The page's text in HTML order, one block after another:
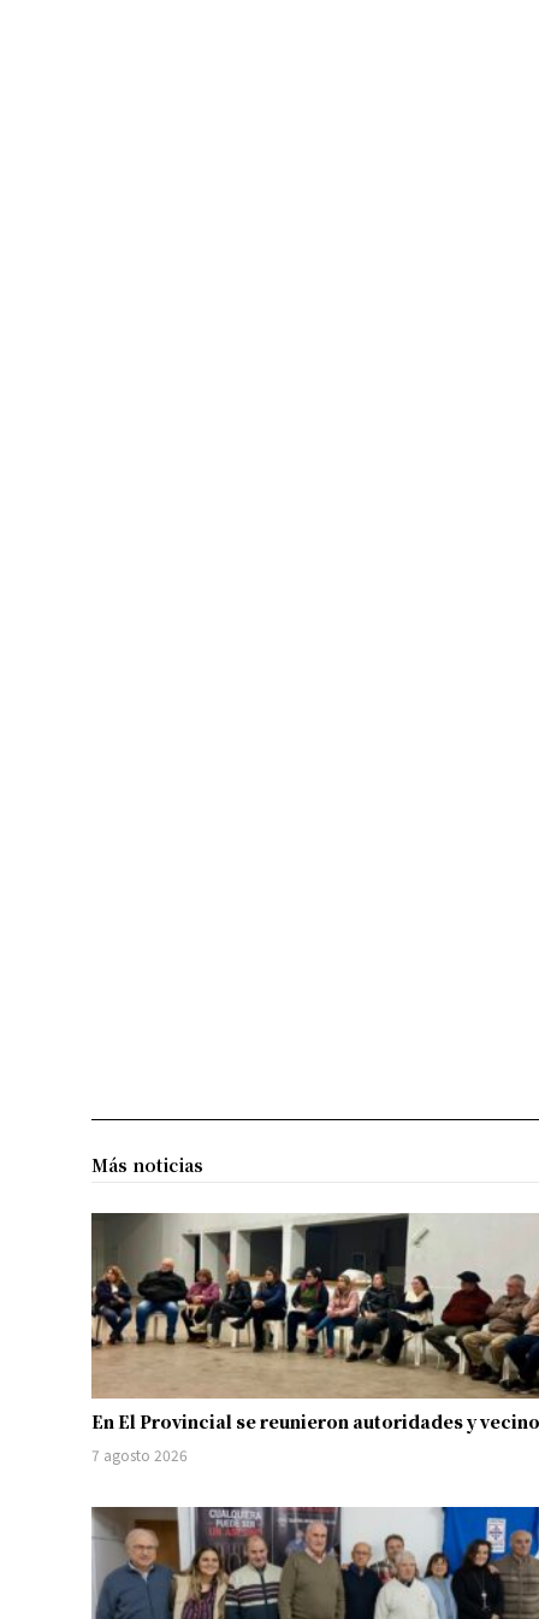
Más noticias
En El Provincial se reunieron autoridades y
7 agosto 2026